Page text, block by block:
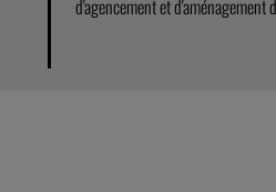
d'agencement et d'aménagement